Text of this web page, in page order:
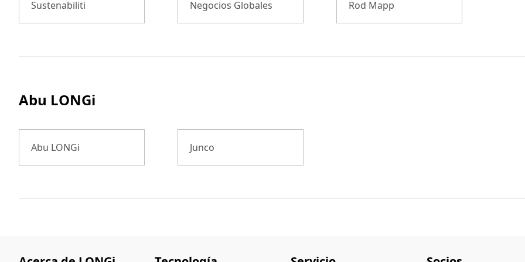
Sustenabiliti Negocios Globales Rod Mapp
Abu LONGi
Abu LONGi Junco